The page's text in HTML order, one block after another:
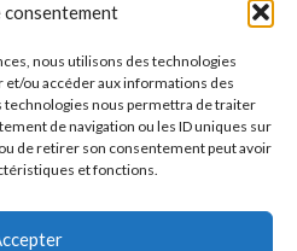
consentement
nous utilisons des technologies
ou accéder aux informations des
technologies nous permettra de traiter
de navigation ou les ID uniques sur
de retirer son consentement peut avoir
et fonctions.